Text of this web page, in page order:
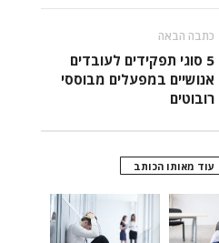
כתבה הבאה
5 סוגי תפקידים לעובדים
אנושיים במפעלים מבוססי
רובוטים
עוד מאותו הכותב